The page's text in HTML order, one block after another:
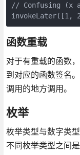
// Confusing (x
函数重载
对于有重载的函数
到对应的函数签名
调用的地方调用。
枚举
枚举类型与数字类
不同枚举类型之间